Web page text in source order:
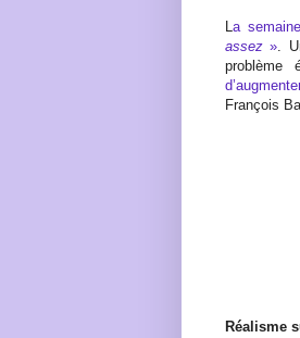
L a
assez » .
problème
François
Réalisme